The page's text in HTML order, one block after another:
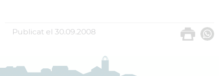
Publicat el 30.09.2008